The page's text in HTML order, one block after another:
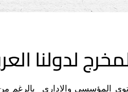
لدولنا
المؤسسي والاداري بالرغم